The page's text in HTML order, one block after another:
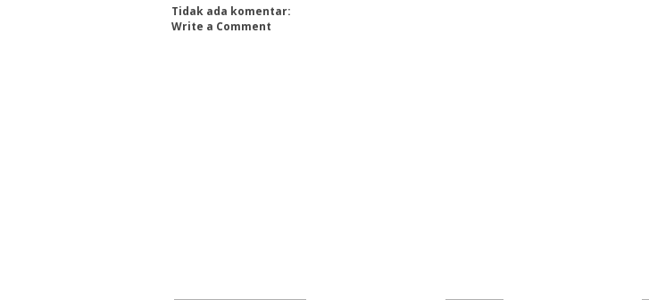
Tidak ada komentar:
Write a Comment